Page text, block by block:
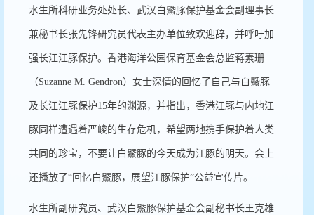
水生所科研业务处处长、武汉白鱀豚保护基金会副理事长
兼秘书长张先锋研究员代表主办单位致欢迎辞，并呼吁加
强长江江豚保护。香港海洋公园保育基金会总监蒋素珊
（Suzanne M. Gendron）女士深情的回忆了自己与白鱀豚
及长江江豚保护15年的渊源，并指出，香港江豚与内地江
豚同样遭遇着严峻的生存危机，希望两地携手保护着人类
共同的珍宝，不要让白鱀豚的今天成为江豚的明天。会上
还播放了“回忆白鱀豚，展望江豚保护”公益宣传片。
水生所副研究员、武汉白鱀豚保护基金会副秘书长王克雄